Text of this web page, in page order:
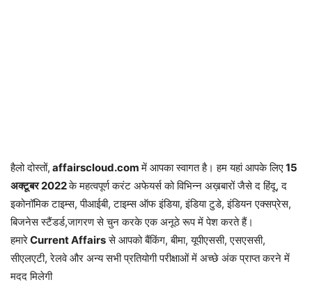
हैलो दोस्तों, affairscloud.comमें आपका स्वागत है। हम यहां आपके लिए15
अक्टूबर 2022के महत्वपूर्ण करंट अफेयर्स को विभिन्न अख़बारों जैसे द हिंदू, द
इकोनॉमिक टाइम्स, पीआईबी, टाइम्स ऑफ इंडिया, इंडिया टुडे, इंडियन एक्सप्रेस,
बिजनेस स्टैंडर्ड,जागरण से चुन करके एक अनूठे रूप में पेश करते हैं।
हमारेCurrent Affairsसे आपको बैंकिंग, बीमा, यूपीएससी, एसएससी,
सीएलएटी, रेलवे और अन्य सभी प्रतियोगी परीक्षाओं में अच्छे अंक प्राप्त करने में
मदद मिलेगी